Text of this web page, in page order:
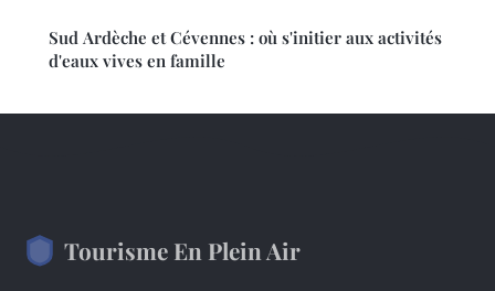
Sud Ardèche et Cévennes : où s'initier aux activités
d'eaux vives en famille
Tourisme En Plein Air